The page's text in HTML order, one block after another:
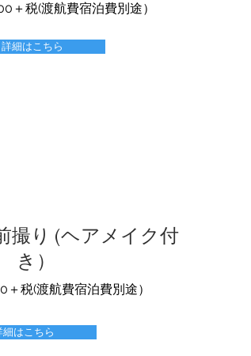
税(渡航費宿泊費別途）
詳細はこちら
撮り (ヘアメイク付
き）
税(渡航費宿泊費別途）
細はこちら